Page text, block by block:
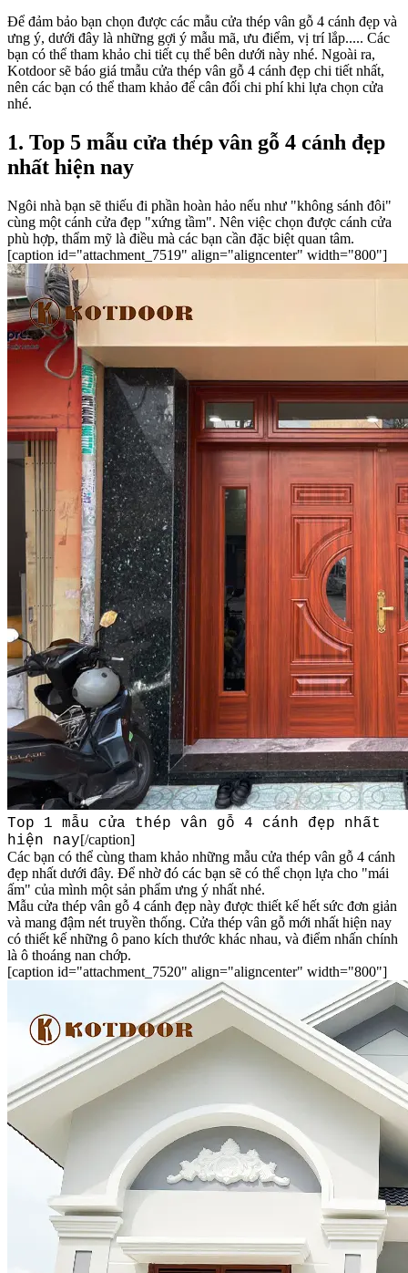
Để đảm bảo bạn chọn được các mẫu cửa thép vân gỗ 4 cánh đẹp và
ưng ý, dưới đây là những gợi ý mẫu mã, ưu điểm, vị trí lắp..... Các
bạn có thể tham khảo chi tiết cụ thể bên dưới này nhé. Ngoài ra,
Kotdoor sẽ báo giá tmẫu cửa thép vân gỗ 4 cánh đẹp chi tiết nhất,
nên các bạn có thể tham khảo để cân đối chi phí khi lựa chọn cửa
nhé.
1. Top 5 mẫu cửa thép vân gỗ 4 cánh đẹp
nhất hiện nay
Ngôi nhà bạn sẽ thiếu đi phần hoàn hảo nếu như "không sánh đôi"
cùng một cánh cửa đẹp "xứng tầm". Nên việc chọn được cánh cửa
phù hợp, thẩm mỹ là điều mà các bạn cần đặc biệt quan tâm.
[caption id="attachment_7519" align="aligncenter" width="800"]
Top 1 mẫu cửa thép vân gỗ 4 cánh đẹp nhất
hiện nay[/caption]
Các bạn có thể cùng tham khảo những mẫu cửa thép vân gỗ 4 cánh
đẹp nhất dưới đây. Để nhờ đó các bạn sẽ có thể chọn lựa cho "mái
ấm" của mình một sản phẩm ưng ý nhất nhé.
Mẫu cửa thép vân gỗ 4 cánh đẹp này được thiết kế hết sức đơn giản
và mang đậm nét truyền thống. Cửa thép vân gỗ mới nhất hiện nay
có thiết kế những ô pano kích thước khác nhau, và điểm nhấn chính
là ô thoáng nan chớp.
[caption id="attachment_7520" align="aligncenter" width="800"]